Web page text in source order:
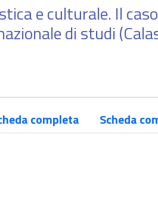
e culturale. Il
di studi
completa Scheda